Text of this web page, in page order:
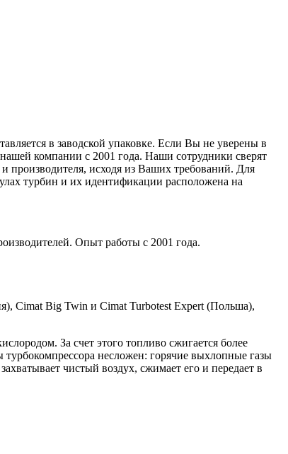
в заводской упаковке. Если Вы не уверены в
компании с 2001 года. Наши сотрудники сверят
производителя, исходя из Ваших требований. Для
турбин и их идентификации расположена на
Опыт работы с 2001 года.
Cimat Big Twin и Cimat Turbotest Expert (Польша),
За счет этого топливо сжигается более
несложен: горячие выхлопные газы
чистый воздух, сжимает его и передает в